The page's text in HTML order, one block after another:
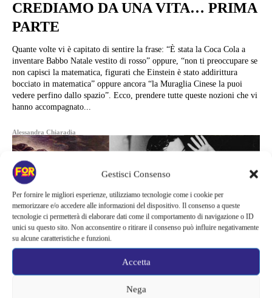
Gestisci Consenso
Per fornire le migliori esperienze, utilizziamo tecnologie come i cookie per
memorizzare e/o accedere alle informazioni del dispositivo. Il consenso a queste
tecnologie ci permetterà di elaborare dati come il comportamento di navigazione o ID
unici su questo sito. Non acconsentire o ritirare il consenso può influire negativamente
su alcune caratteristiche e funzioni.
Accetta
Nega
CREDIAMO DA UNA VITA… PRIMA
PARTE
Quante volte vi è capitato di sentire la frase: “È stata la Coca Cola a
inventare Babbo Natale vestito di rosso” oppure, “non ti preoccupare se
non capisci la matematica, figurati che Einstein è stato addirittura
bocciato in matematica” oppure ancora “la Muraglia Cinese la puoi
vedere perfino dallo spazio”. Ecco, prendere tutte queste nozioni che vi
hanno accompagnato...
Alessandra Chiaradia